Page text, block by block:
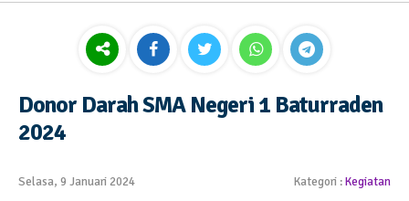
Donor Darah SMA Negeri 1 Baturraden
2024
Selasa, 9 Januari 2024 Kategori :Kegiatan